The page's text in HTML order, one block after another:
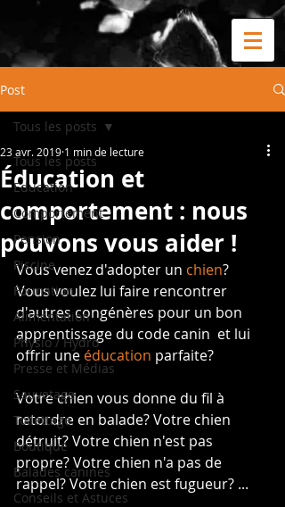
Post
Tous les posts
Education
Comportement
Pension
Piscine
Formation
Alimentation
Physio / Hydro
Presse et Médias
Sauvetage
Toilettage
Boutique
Balades canines
Conseils et Astuces
Tous les posts
Éducation et
comportement : nous
pouvons vous aider !
23 avr. 2019 1 min de lecture
Vous venez d'adopter un chien?
Vous voulez lui faire rencontrer
d'autres congénères pour un bon
apprentissage du code canin  et lui
offrir une éducation parfaite?
Votre chien vous donne du fil à
retordre en balade? Votre chien
détruit? Votre chien n'est pas
propre? Votre chien n'a pas de
rappel? Votre chien est fugueur? ...